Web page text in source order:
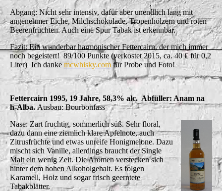
Abgang: Nicht sehr intensiv, dafür aber unendlich lang mit
angenehmer Eiche, Milchschokolade, Tropenhölzern und roten
Beerenfrüchten. Auch eine Spur Tabak ist erkennbar.
Fazit: Ein wunderbar harmonischer Fettercairn, der mich immer
noch begeistert! 89/100 Punkte (verkostet 2015, ca. 40 € für 0,2
Liter) Ich danke mcwhisky.comfür Probe und Foto!
Fettercairn 1995, 19 Jahre, 58,3% alc. Abfüller: Anam na
h-Alba. Ausbau: Bourbonfass
Nase: Zart fruchtig, sommerlich süß. Sehr floral,
dazu dann eine ziemlich klare Apfelnote, auch
Zitrusfrüchte und etwas unreife Honigmelone. Dazu
mischt sich Vanille, allerdings braucht der Single
Malt ein wenig Zeit. Die Aromen verstecken sich
hinter dem hohen Alkoholgehalt. Es folgen
Karamell, Holz und sogar frisch geerntete
Tabakblätter.